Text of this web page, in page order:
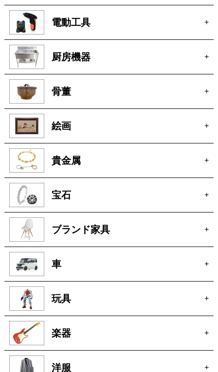
電動工具 +
厨房機器 +
骨董 +
絵画 +
貴金属 +
宝石 +
ブランド家具 +
車 +
玩具 +
楽器 +
洋服 +